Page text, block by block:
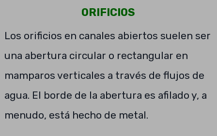
ORIFICIOS
Los orificios en canales abiertos suelen ser
una abertura circular o rectangular en
mamparos verticales a través de flujos de
agua. El borde de la abertura es afilado y, a
menudo, está hecho de metal.